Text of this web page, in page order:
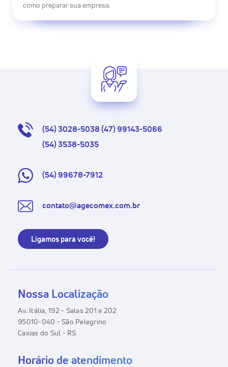
como preparar sua empresa.
(54) 3028-5038 (47) 99143-5066
(54) 3538-5035
(54) 99678-7912
contato@agecomex.com.br
Ligamos para você!
Nossa Localização
Av. Itália, 192 - Salas 201 e 202
95010-040 - São Pelegrino
Caxias do Sul - RS
Horário de atendimento